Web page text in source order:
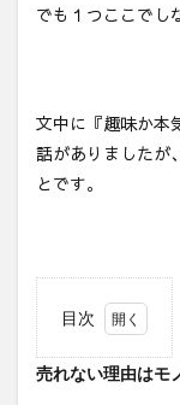
でも１つここでし
文中に『趣味か本
話がありましたが
とです。
目次
売れ
売れない理由はモ